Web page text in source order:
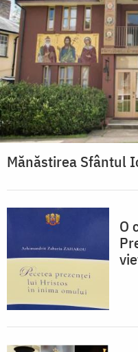
Mănăstirea Sfântul
O